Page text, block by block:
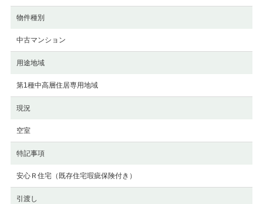
物件種別
中古マンション
用途地域
第1種中高層住居専用地域
現況
空室
特記事項
安心Ｒ住宅（既存住宅瑕疵保険付き）
引渡し